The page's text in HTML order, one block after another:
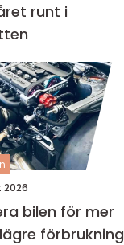
runt i
2026
bilen för mer
förbrukning